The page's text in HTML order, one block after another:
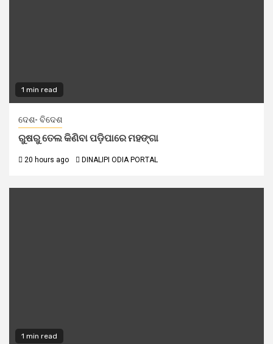
1 min read
ଦେଶ- ବିଦେଶ
ରୁଷରୁ ତେଲ କିଣିବା ପଡ଼ିପାରେ ମହଙ୍ଗା
20 hours ago DINALIPI ODIA PORTAL
1 min read